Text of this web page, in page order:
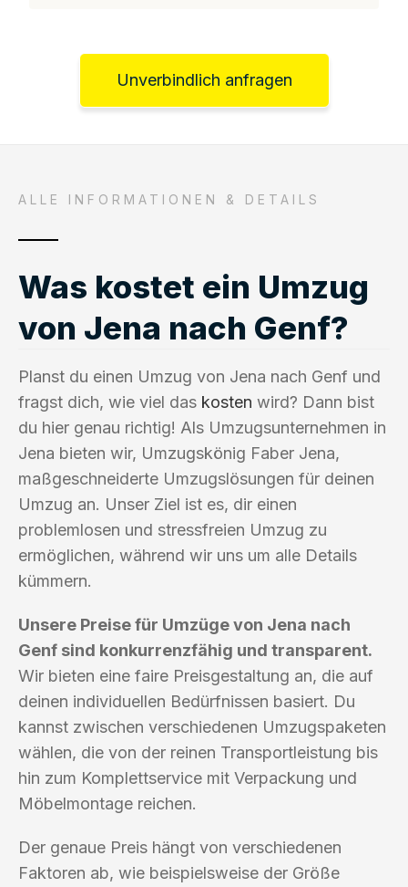
Unverbindlich anfragen
ALLE INFORMATIONEN & DETAILS
Was kostet ein Umzug
von Jena nach Genf?
Planst du einen Umzug von Jena nach Genf und
fragst dich, wie viel das kosten wird? Dann bist
du hier genau richtig! Als Umzugsunternehmen in
Jena bieten wir, Umzugskönig Faber Jena,
maßgeschneiderte Umzugslösungen für deinen
Umzug an. Unser Ziel ist es, dir einen
problemlosen und stressfreien Umzug zu
ermöglichen, während wir uns um alle Details
kümmern.
Unsere Preise für Umzüge von Jena nach
Genf sind konkurrenzfähig und transparent.
Wir bieten eine faire Preisgestaltung an, die auf
deinen individuellen Bedürfnissen basiert. Du
kannst zwischen verschiedenen Umzugspaketen
wählen, die von der reinen Transportleistung bis
hin zum Komplettservice mit Verpackung und
Möbelmontage reichen.
Der genaue Preis hängt von verschiedenen
Faktoren ab, wie beispielsweise der Größe